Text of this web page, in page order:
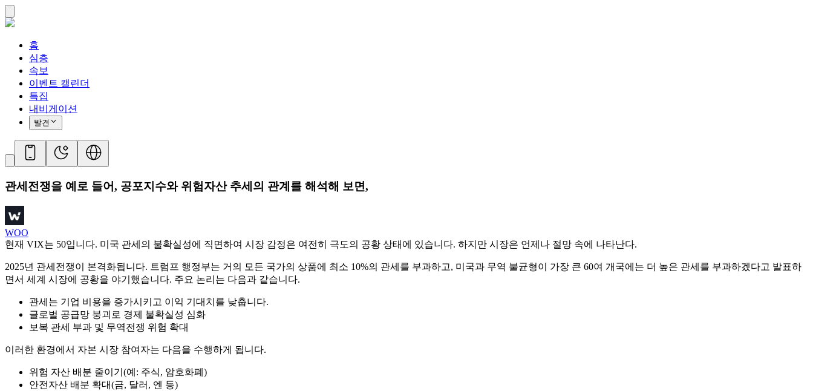
홈
심층
속보
이벤트 캘린더
특집
내비게이션
발견
관세전쟁을 예로 들어, 공포지수와 위험자산 추세의 관계를 해석해 보면,
WOO
현재 VIX는 50입니다. 미국 관세의 불확실성에 직면하여 시장 감정은 여전히 ​​극도의 공황 상태에 있습니다. 하지만 시장은 언제나 절망 속에 나타난다.
2025년 관세전쟁이 본격화됩니다. 트럼프 행정부는 거의 모든 국가의 상품에 최소 10%의 관세를 부과하고, 미국과 무역 불균형이 가장 큰 60여 개국에는 더 높은 관세를 부과하겠다고 발표하
면서 세계 시장에 공황을 야기했습니다. 주요 논리는 다음과 같습니다.
관세는 기업 비용을 증가시키고 이익 기대치를 낮춥니다.
글로벌 공급망 붕괴로 경제 불확실성 심화
보복 관세 부과 및 무역전쟁 위험 확대
이러한 환경에서 자본 시장 참여자는 다음을 수행하게 됩니다.
위험 자산 배분 줄이기(예: 주식, 암호화폐)
안전자산 배분 확대(금, 달러, 엔 등)